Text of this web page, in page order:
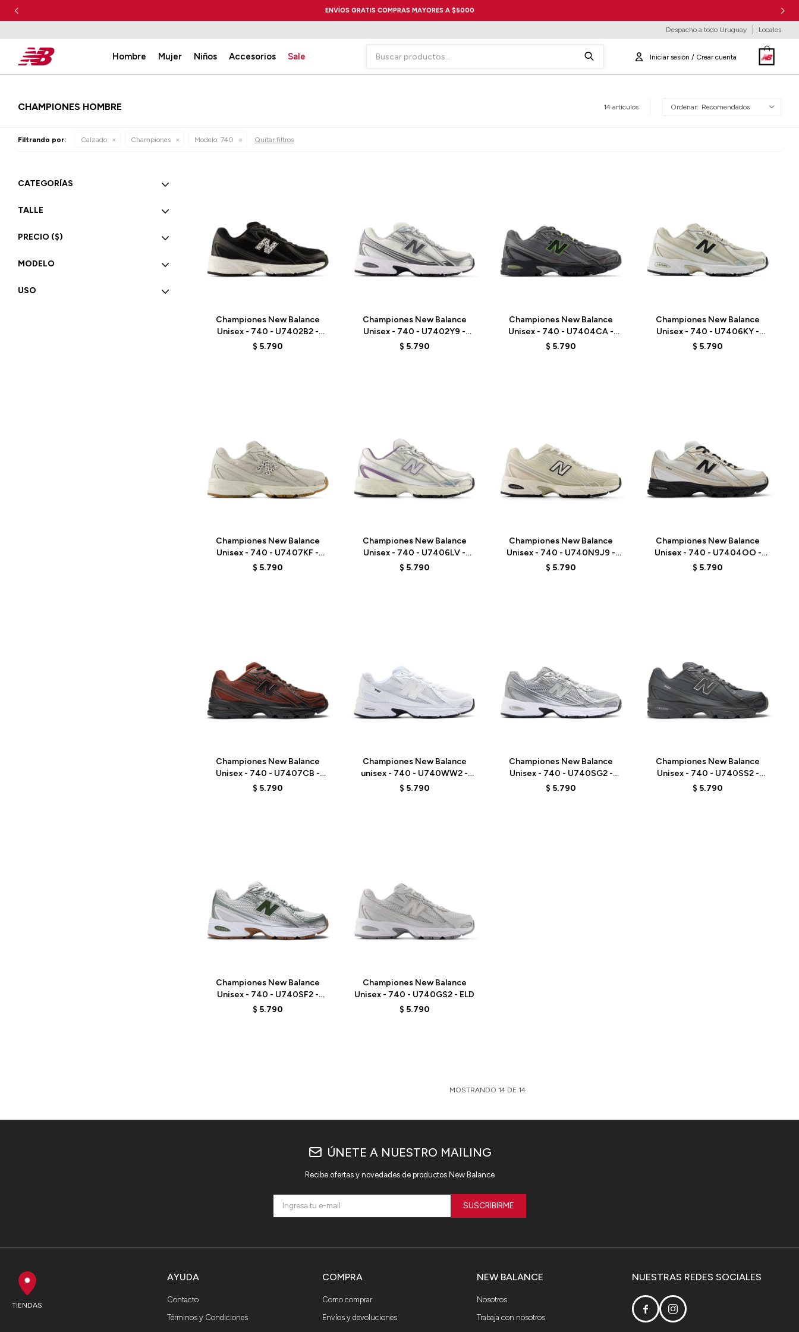
ENVÍOS GRATIS COMPRAS MAYORES A $5000
Hombre Mujer Niños Accesorios Sale
Despacho a todo Uruguay Locales
CHAMPIONES HOMBRE 14 artículos Recomendados
Filtrando por: Calzado Championes Modelo: 740 Quitar filtros
Championes New Balance
Unisex - 740 - U7402B2 -
BLACK
$ 5.790
Championes New Balance
Unisex - 740 - U7402Y9 -
WHITE/GREY
$ 5.790
Championes New Balance
Unisex - 740 - U7404CA -
GREY
$ 5.790
Championes New Balance
Unisex - 740 - U7406KY -
GREY/BEIGE
$ 5.790
Championes New Balance
Unisex - 740 - U7407KF -
GREY
$ 5.790
Championes New Balance
Unisex - 740 - U7406LV -
PURPLE
$ 5.790
Championes New Balance
Unisex - 740 - U740N9J9 -
GREY
$ 5.790
Championes New Balance
Unisex - 740 - U7404OO -
GREY
$ 5.790
Championes New Balance
Unisex - 740 - U7407CB -
BROWN
$ 5.790
Championes New Balance
unisex - 740 - U740WW2 -
ELD
$ 5.790
Championes New Balance
Unisex - 740 - U740SG2 -
GREY
$ 5.790
Championes New Balance
Unisex - 740 - U740SS2 -
GREY/BLACK
$ 5.790
Championes New Balance
Unisex - 740 - U740SF2 -
GREY
$ 5.790
Championes New Balance
Unisex - 740 - U740GS2 - ELD
$ 5.790
MOSTRANDO 14 DE 14
CATEGORÍAS
TALLE
PRECIO ($)
MODELO
USO
TIENDAS
AYUDA
Contacto
Términos y Condiciones
NEW BALANCE
Nosotros
Trabaja con nosotros
COMPRA
Como comprar
Envíos y devoluciones
NUESTRAS REDES SOCIALES
 
ÚNETE A NUESTRO MAILING
Recibe ofertas y novedades de productos New Balance
SUSCRIBIRME